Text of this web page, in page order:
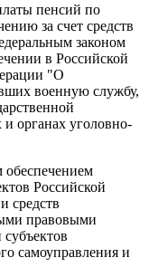
пенсий по
за счет средств
законом
в Российской
"О
военную службу,
органах уголовно-
Российской
средств
правовыми
субъектов
самоуправления и